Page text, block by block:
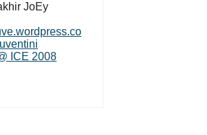
JoEy
ICE 2008